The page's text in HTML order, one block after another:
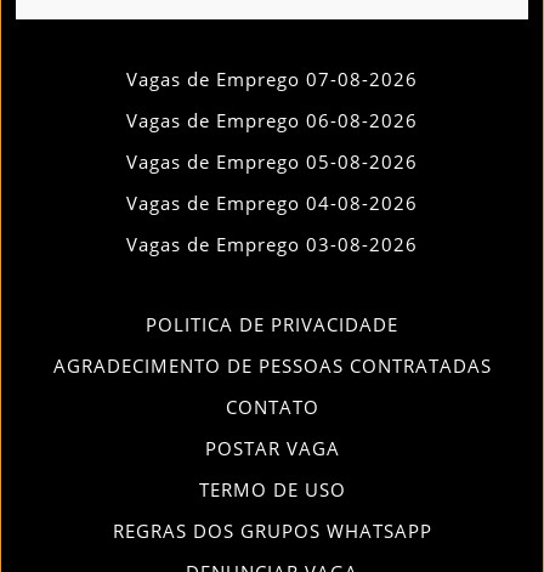
Vagas de Emprego 07-08-2026
Vagas de Emprego 06-08-2026
Vagas de Emprego 05-08-2026
Vagas de Emprego 04-08-2026
Vagas de Emprego 03-08-2026
POLITICA DE PRIVACIDADE
AGRADECIMENTO DE PESSOAS CONTRATADAS
CONTATO
POSTAR VAGA
TERMO DE USO
REGRAS DOS GRUPOS WHATSAPP